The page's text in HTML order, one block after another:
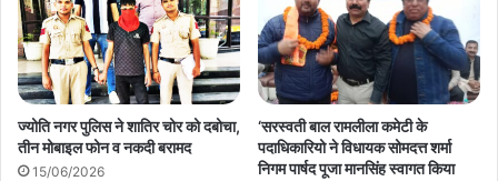
ज्योति नगर पुलिस ने शातिर चोर को दबोचा,
तीन मोबाइल फोन व नकदी बरामद
15/06/2026
‘सरस्वती बाल रामलीला कमेटी के
पदाधिकारियो ने विधायक सोमदत्त शर्मा
निगम पार्षद पूजा मानसिंह स्वागत किया